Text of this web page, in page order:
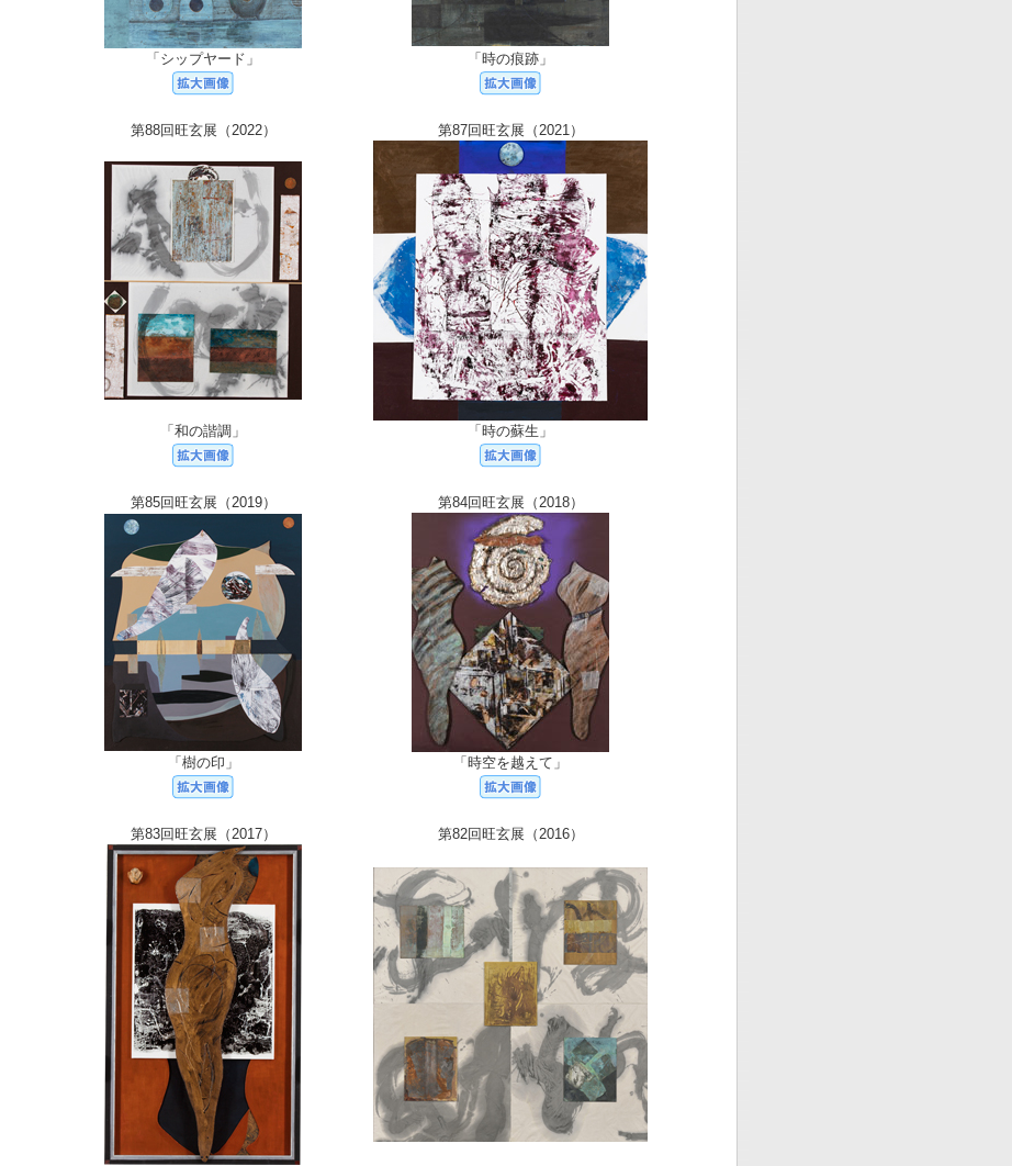
「シップヤード」 「時の痕跡」
第88回旺玄展（2022） 第87回旺玄展（2021）
「和の諧調」 「時の蘇生」
第85回旺玄展（2019） 第84回旺玄展（2018）
「樹の印」 「時空を越えて」
第83回旺玄展（2017） 第82回旺玄展（2016）